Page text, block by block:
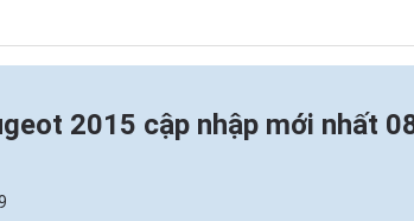
2015 cập nhập mới nhất